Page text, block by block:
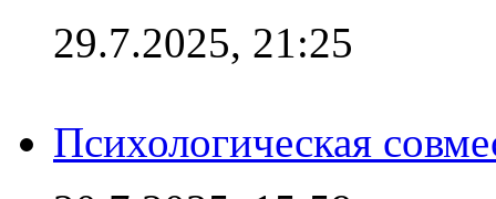
29.7.2025, 21:25
Психологическая